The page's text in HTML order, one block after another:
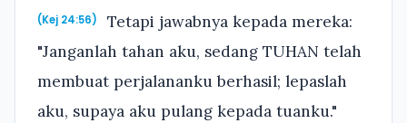
(Kej 24:56)
Tetapi jawabnya kepada mereka:
"Janganlah tahan aku, sedang TUHAN telah
membuat perjalananku berhasil; lepaslah
aku, supaya aku pulang kepada tuanku."